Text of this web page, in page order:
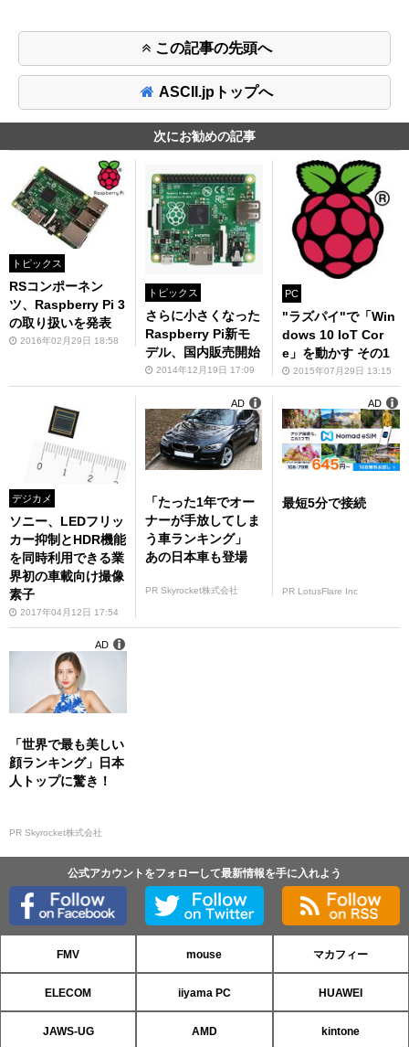
この記事の先頭へ
ASCII.jpトップへ
次にお勧めの記事
トピックス
RSコンポーネン
ツ、Raspberry Pi 3
の取り扱いを発表
2016年02月29日 18:58
トピックス
さらに小さくなった
Raspberry Pi新モ
デル、国内販売開始
2014年12月19日 17:09
PC
"ラズパイ"で「Win
dows 10 IoT Cor
e」を動かす その1
2015年07月29日 13:15
デジカメ
ソニー、LEDフリッ
カー抑制とHDR機能
を同時利用できる業
界初の車載向け撮像
素子
2017年04月12日 17:54
「たった1年でオー
ナーが手放してしま
う車ランキング」
あの日本車も登場
PR Skyrocket株式会社
AD
最短5分で接続
PR LotusFlare Inc
AD
「世界で最も美しい
顔ランキング」日本
人トップに驚き！
PR Skyrocket株式会社
AD
公式アカウントをフォローして最新情報を手に入れよう
FMV mouse マカフィー
ELECOM iiyama PC HUAWEI
JAWS-UG AMD kintone